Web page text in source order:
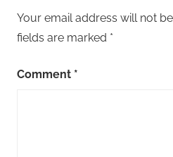
Your email address will not
fields are marked *
Comment *